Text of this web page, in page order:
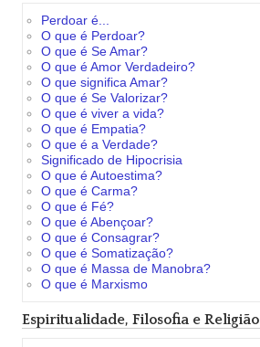
Perdoar é...
O que é Perdoar?
O que é Se Amar?
O que é Amor Verdadeiro?
O que significa Amar?
O que é Se Valorizar?
O que é viver a vida?
O que é Empatia?
O que é a Verdade?
Significado de Hipocrisia
O que é Autoestima?
O que é Carma?
O que é Fé?
O que é Abençoar?
O que é Consagrar?
O que é Somatização?
O que é Massa de Manobra?
O que é Marxismo
Espiritualidade, Filosofia e Religião